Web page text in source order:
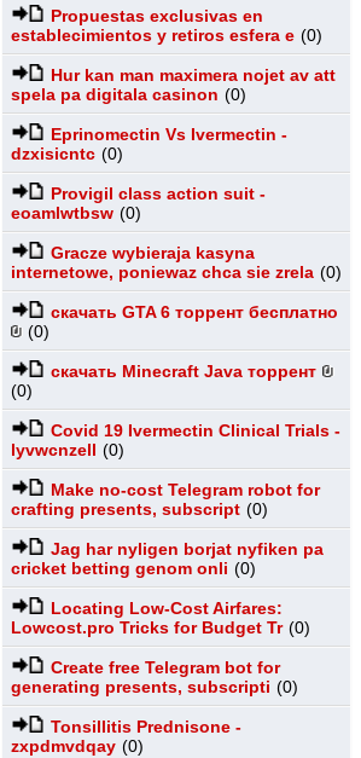
Propuestas exclusivas en
establecimientos y retiros esfera e (0)
Hur kan man maximera nojet av att
spela pa digitala casinon (0)
Eprinomectin Vs Ivermectin -
dzxisicntc (0)
Provigil class action suit -
eoamlwtbsw (0)
Gracze wybieraja kasyna
internetowe, poniewaz chca sie zrela (0)
скачать GTA 6 торрент бесплатно
(0)
скачать Minecraft Java торрент
(0)
Covid 19 Ivermectin Clinical Trials -
lyvwcnzell (0)
Make no-cost Telegram robot for
crafting presents, subscript (0)
Jag har nyligen borjat nyfiken pa
cricket betting genom onli (0)
Locating Low-Cost Airfares:
Lowcost.pro Tricks for Budget Tr(0)
Create free Telegram bot for
generating presents, subscripti (0)
Tonsillitis Prednisone -
zxpdmvdqay (0)